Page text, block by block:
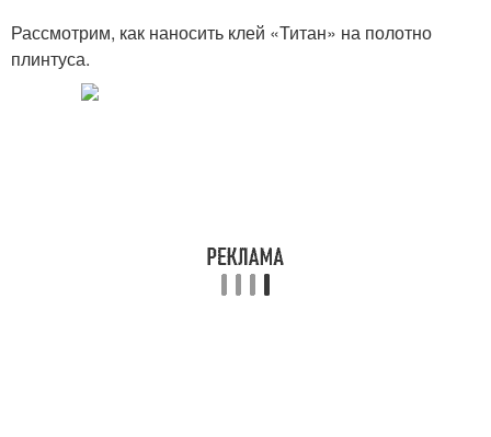
Рассмотрим, как наносить клей «Титан» на полотно
плинтуса.